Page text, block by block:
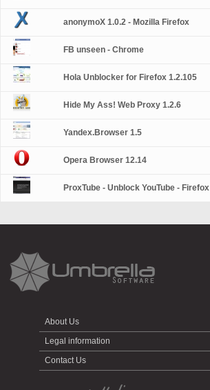
anonymoX 1.0.2 - Mozilla Firefox
FB unseen - Chrome
Hola Unblocker for Firefox 1.2.105
Hide My Ass! Web Proxy 1.2.6
Yandex.Browser 1.5
Opera Browser 12.14
ProxTube - Unblock YouTube - Firefox
About Us
Legal information
Contact Us